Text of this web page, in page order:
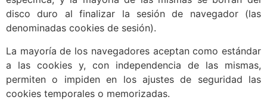
disco duro al finalizar la sesión de navegador (las
denominadas cookies de sesión).
La mayoría de los navegadores aceptan como estándar
a las cookies y, con independencia de las mismas,
permiten o impiden en los ajustes de seguridad las
cookies temporales o memorizadas.